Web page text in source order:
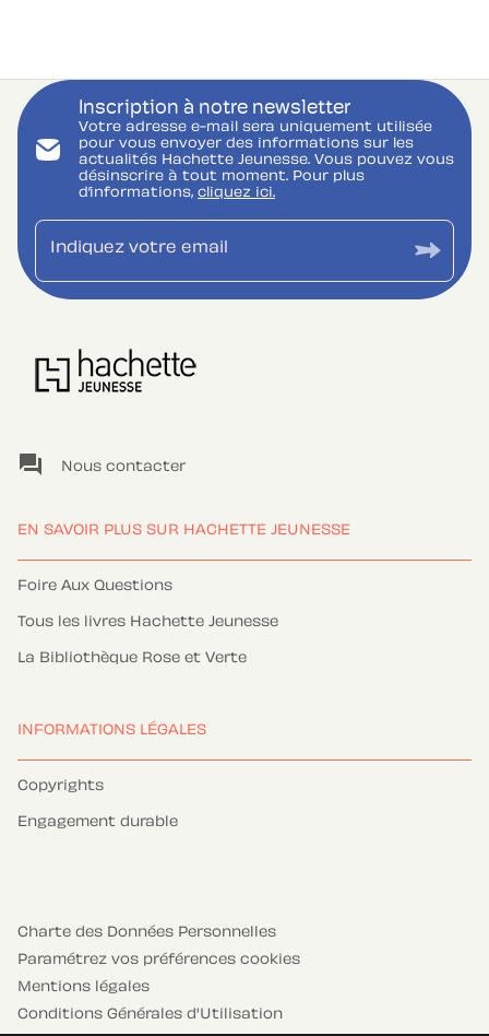
Inscription à notre newsletter
Votre adresse e-mail sera uniquement utilisée
pour vous envoyer des informations sur les
actualités Hachette Jeunesse. Vous pouvez vous
désinscrire à tout moment. Pour plus
d’informations, cliquez ici.
Indiquez votre email
question_answer Nous contacter
EN SAVOIR PLUS SUR HACHETTE JEUNESSE
Foire Aux Questions
Tous les livres Hachette Jeunesse
La Bibliothèque Rose et Verte
INFORMATIONS LÉGALES
Copyrights
Engagement durable
Charte des Données Personnelles
Paramétrez vos préférences cookies
Mentions légales
Conditions Générales d'Utilisation